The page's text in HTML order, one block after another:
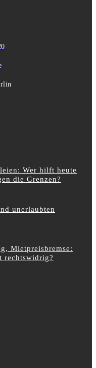
Wer hilft heute
die Grenzen?
unerlaubten
Mietpreisbremse:
rechtswidrig?